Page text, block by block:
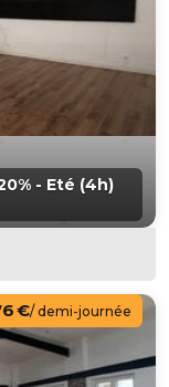
- Eté (4h)
€/ demi-journée